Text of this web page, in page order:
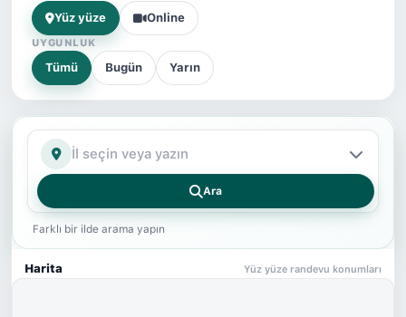
Yüz yüze Online
UYGUNLUK
Tümü Bugün Yarın
İl
Ara
Farklı bir ilde arama yapın
Harita Yüz yüze randevu konumları